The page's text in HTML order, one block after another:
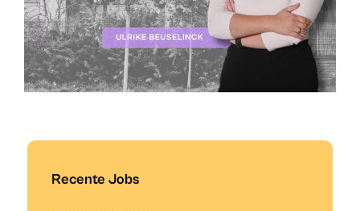
Recente Jobs